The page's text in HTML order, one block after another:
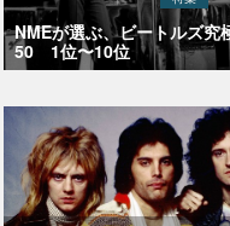
NMEが選ぶ、ビートルズ究
50 1位〜10位